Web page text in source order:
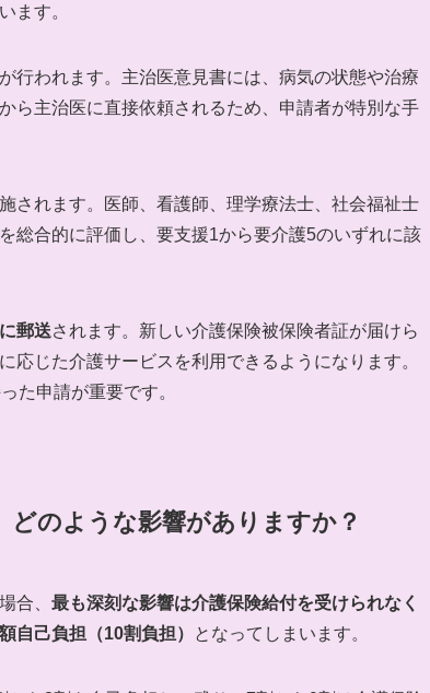
ます。
が行われます。主治医意見書には、病気の状態や治療
ら主治医に直接依頼されるため、申請者が特別な手
されます。医師、看護師、理学療法士、社会福祉士
総合的に評価し、要支援1から要介護5のいずれに該
郵送されます。新しい介護保険被保険者証が届けら
じた介護サービスを利用できるようになります。
た申請が重要です。
どのような影響がありますか？
合、 最も深刻な影響は介護保険給付を受けられなく
自己負担（10割負担） となってしまいます。